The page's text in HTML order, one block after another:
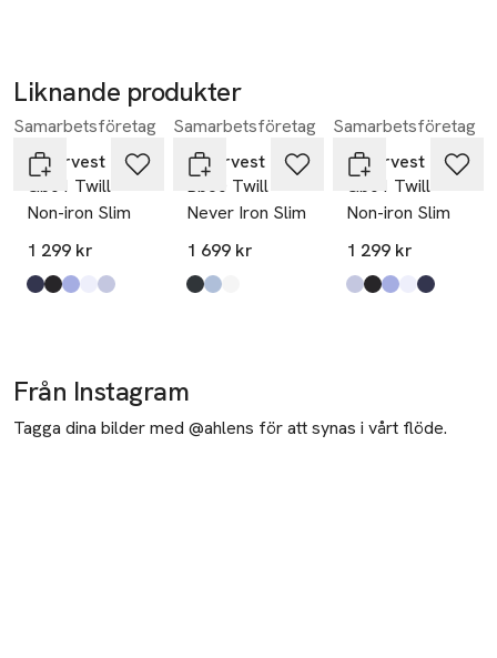
Liknande produkter
Hoppa över bildspelet
Samarbetsföretag
J.Harvest & Frost
Gb01 Twill
Non-iron Slim
1 299 kr
Produkten finns i färgerna:
marin,
svart,
mellanblå,
vit,
ljusblå,
Samarbetsföretag
J.Harvest & Frost
Bb60 Twill
Never Iron Slim
1 699 kr
Produkten finns i färgerna:
svart
ljusblå
vit,
Samarbetsföretag
J.Harvest & Frost
Gb01 Twill
Non-iron Slim
1 299 kr
Produkten finns i
ljusblå,
svart,
mellanblå,
vit,
marin,
Från Instagram
Tagga dina bilder med @ahlens för att synas i vårt flöde.